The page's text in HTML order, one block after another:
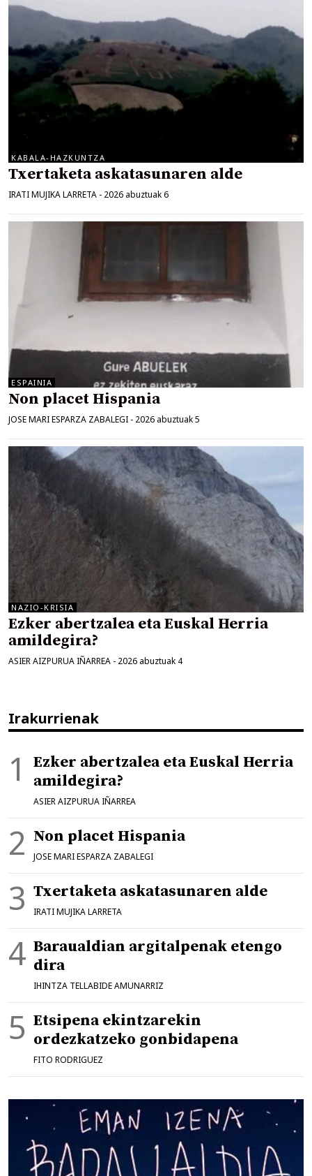
KABALA-HAZKUNTZA
Txertaketa askatasunaren alde
IRATI MUJIKA LARRETA - 2026 abuztuak 6
ESPAINIA
Non placet Hispania
JOSE MARI ESPARZA ZABALEGI - 2026 abuztuak 5
NAZIO-KRISIA
Ezker abertzalea eta Euskal Herria
amildegira?
ASIER AIZPURUA IÑARREA - 2026 abuztuak 4
Irakurrienak
Ezker abertzalea eta Euskal Herria
amildegira?
ASIER AIZPURUA IÑARREA
Non placet Hispania
JOSE MARI ESPARZA ZABALEGI
Txertaketa askatasunaren alde
IRATI MUJIKA LARRETA
Baraualdian argitalpenak etengo
dira
IHINTZA TELLABIDE AMUNARRIZ
Etsipena ekintzarekin
ordezkatzeko gonbidapena
FITO RODRIGUEZ